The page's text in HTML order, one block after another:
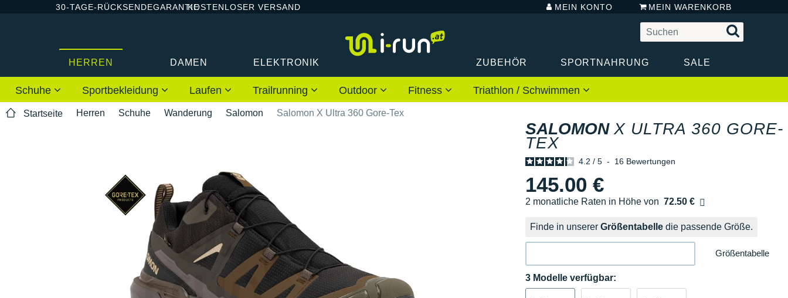
30-TAGE-RÜCKSENDEGARANTIEKOSTENLOSER VERSAND MEIN KONTO MEIN WARENKORB
HERREN DAMEN ELEKTRONIK ZUBEHÖR SPORTNAHRUNG SALE
Schuhe Sportbekleidung Laufen Trailrunning Outdoor Fitness Triathlon / Schwimmen
Startseite Herren Schuhe Wanderung Salomon Salomon X Ultra 360 Gore-Tex
SALOMON X ULTRA 360 GORE-
TEX
4.2 / 5 - 16 Bewertungen
145.00 €
2 monatliche Raten in Höhe von 72.50 €
Ohne Zusatzkosten
Finde in unserer Größentabelle die passende Größe.
Größentabelle
3 Modelle verfügbar: